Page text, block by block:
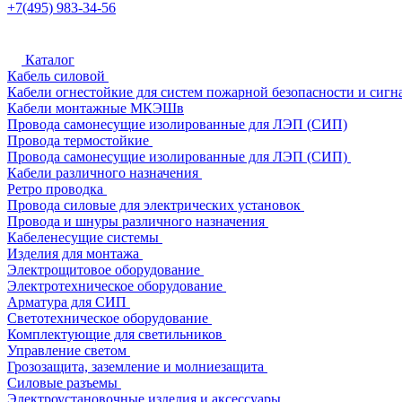
+7(495) 983-34-56
Каталог
Кабель силовой
Кабели огнестойкие для систем пожарной безопасности и
Кабели монтажные МКЭШв
Провода самонесущие изолированные для ЛЭП (СИП)
Провода термостойкие
Провода самонесущие изолированные для ЛЭП (СИП)
Кабели различного назначения
Ретро проводка
Провода силовые для электрических установок
Провода и шнуры различного назначения
Кабеленесущие системы
Изделия для монтажа
Электрощитовое оборудование
Электротехническое оборудование
Арматура для СИП
Светотехническое оборудование
Комплектующие для светильников
Управление светом
Грозозащита, заземление и молниезащита
Силовые разъемы
Электроустановочные изделия и аксессуары